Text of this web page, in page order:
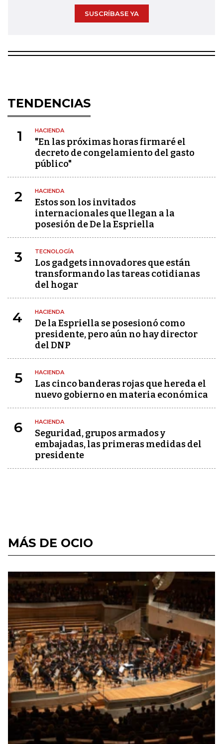
SUSCRÍBASE YA
TENDENCIAS
1 HACIENDA
"En las próximas horas firmaré el
decreto de congelamiento del gasto
público"
2 HACIENDA
Estos son los invitados
internacionales que llegan a la
posesión de De la Espriella
3 TECNOLOGÍA
Los gadgets innovadores que están
transformando las tareas cotidianas
del hogar
4 HACIENDA
De la Espriella se posesionó como
presidente, pero aún no hay director
del DNP
5 HACIENDA
Las cinco banderas rojas que hereda el
nuevo gobierno en materia económica
6 HACIENDA
Seguridad, grupos armados y
embajadas, las primeras medidas del
presidente
MÁS DE OCIO